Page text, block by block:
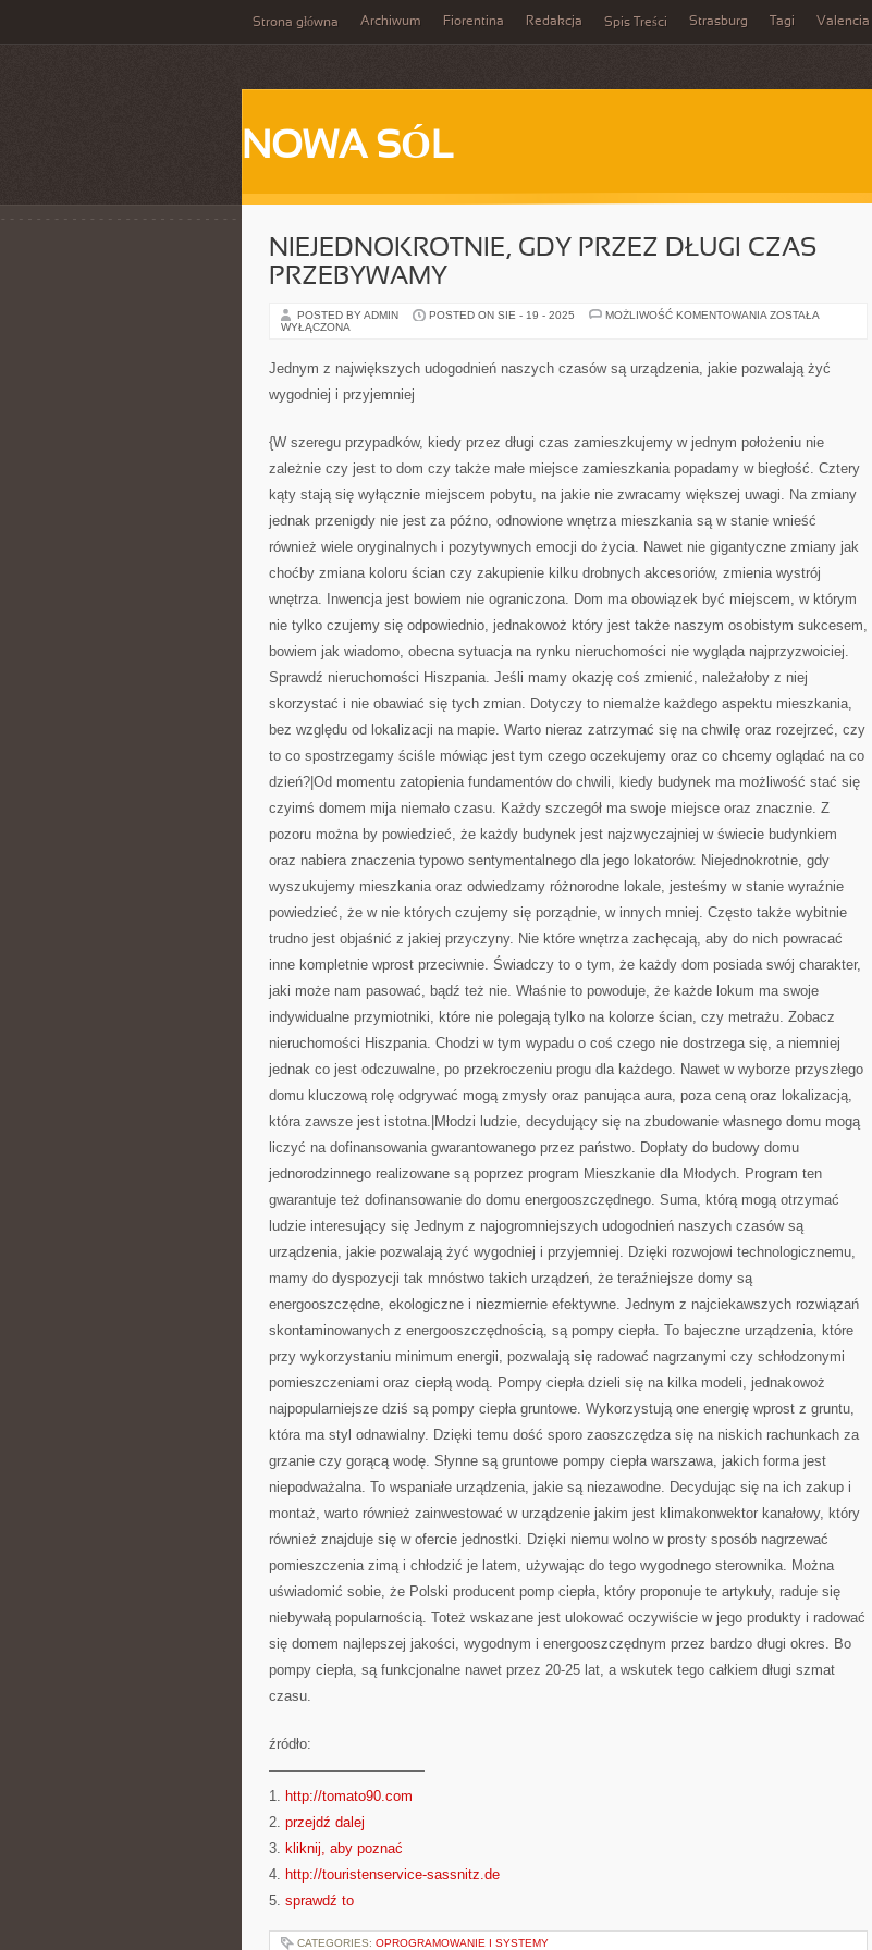
Strona główna Archiwum Fiorentina Redakcja Spis Treści Strasburg Tagi Valencia
NOWA SÓL
NIEJEDNOKROTNIE, GDY PRZEZ DŁUGI CZAS
PRZEBYWAMY
POSTED BY ADMIN POSTED ON SIE - 19 - 2025 MOŻLIWOŚĆ KOMENTOWANIA NIEJEDNOKROTNIE,
CZAS
PRZEBYWAMY
ZOSTAŁA
WYŁĄCZONA
Jednym z największych udogodnień naszych czasów są urządzenia, jakie pozwalają żyć
wygodniej i przyjemniej
{W szeregu przypadków, kiedy przez długi czas zamieszkujemy w jednym położeniu nie
zależnie czy jest to dom czy także małe miejsce zamieszkania popadamy w biegłość. Cztery
kąty stają się wyłącznie miejscem pobytu, na jakie nie zwracamy większej uwagi. Na zmiany
jednak przenigdy nie jest za późno, odnowione wnętrza mieszkania są w stanie wnieść
również wiele oryginalnych i pozytywnych emocji do życia. Nawet nie gigantyczne zmiany jak
choćby zmiana koloru ścian czy zakupienie kilku drobnych akcesoriów, zmienia wystrój
wnętrza. Inwencja jest bowiem nie ograniczona. Dom ma obowiązek być miejscem, w którym
nie tylko czujemy się odpowiednio, jednakowoż który jest także naszym osobistym sukcesem,
bowiem jak wiadomo, obecna sytuacja na rynku nieruchomości nie wygląda najprzyzwoiciej.
Sprawdź nieruchomości Hiszpania. Jeśli mamy okazję coś zmienić, należałoby z niej
skorzystać i nie obawiać się tych zmian. Dotyczy to niemalże każdego aspektu mieszkania,
bez względu od lokalizacji na mapie. Warto nieraz zatrzymać się na chwilę oraz rozejrzeć, czy
to co spostrzegamy ściśle mówiąc jest tym czego oczekujemy oraz co chcemy oglądać na co
dzień?|Od momentu zatopienia fundamentów do chwili, kiedy budynek ma możliwość stać się
czyimś domem mija niemało czasu. Każdy szczegół ma swoje miejsce oraz znacznie. Z
pozoru można by powiedzieć, że każdy budynek jest najzwyczajniej w świecie budynkiem
oraz nabiera znaczenia typowo sentymentalnego dla jego lokatorów. Niejednokrotnie, gdy
wyszukujemy mieszkania oraz odwiedzamy różnorodne lokale, jesteśmy w stanie wyraźnie
powiedzieć, że w nie których czujemy się porządnie, w innych mniej. Często także wybitnie
trudno jest objaśnić z jakiej przyczyny. Nie które wnętrza zachęcają, aby do nich powracać
inne kompletnie wprost przeciwnie. Świadczy to o tym, że każdy dom posiada swój charakter,
jaki może nam pasować, bądź też nie. Właśnie to powoduje, że każde lokum ma swoje
indywidualne przymiotniki, które nie polegają tylko na kolorze ścian, czy metrażu. Zobacz
nieruchomości Hiszpania. Chodzi w tym wypadu o coś czego nie dostrzega się, a niemniej
jednak co jest odczuwalne, po przekroczeniu progu dla każdego. Nawet w wyborze przyszłego
domu kluczową rolę odgrywać mogą zmysły oraz panująca aura, poza ceną oraz lokalizacją,
która zawsze jest istotna.|Młodzi ludzie, decydujący się na zbudowanie własnego domu mogą
liczyć na dofinansowania gwarantowanego przez państwo. Dopłaty do budowy domu
jednorodzinnego realizowane są poprzez program Mieszkanie dla Młodych. Program ten
gwarantuje też dofinansowanie do domu energooszczędnego. Suma, którą mogą otrzymać
ludzie interesujący się Jednym z najogromniejszych udogodnień naszych czasów są
urządzenia, jakie pozwalają żyć wygodniej i przyjemniej. Dzięki rozwojowi technologicznemu,
mamy do dyspozycji tak mnóstwo takich urządzeń, że teraźniejsze domy są
energooszczędne, ekologiczne i niezmiernie efektywne. Jednym z najciekawszych rozwiązań
skontaminowanych z energooszczędnością, są pompy ciepła. To bajeczne urządzenia, które
przy wykorzystaniu minimum energii, pozwalają się radować nagrzanymi czy schłodzonymi
pomieszczeniami oraz ciepłą wodą. Pompy ciepła dzieli się na kilka modeli, jednakowoż
najpopularniejsze dziś są pompy ciepła gruntowe. Wykorzystują one energię wprost z gruntu,
która ma styl odnawialny. Dzięki temu dość sporo zaoszczędza się na niskich rachunkach za
grzanie czy gorącą wodę. Słynne są gruntowe pompy ciepła warszawa, jakich forma jest
niepodważalna. To wspaniałe urządzenia, jakie są niezawodne. Decydując się na ich zakup i
montaż, warto również zainwestować w urządzenie jakim jest klimakonwektor kanałowy, który
również znajduje się w ofercie jednostki. Dzięki niemu wolno w prosty sposób nagrzewać
pomieszczenia zimą i chłodzić je latem, używając do tego wygodnego sterownika. Można
uświadomić sobie, że Polski producent pomp ciepła, który proponuje te artykuły, raduje się
niebywałą popularnością. Toteż wskazane jest ulokować oczywiście w jego produkty i radować
się domem najlepszej jakości, wygodnym i energooszczędnym przez bardzo długi okres. Bo
pompy ciepła, są funkcjonalne nawet przez 20-25 lat, a wskutek tego całkiem długi szmat
czasu.
źródło:
———————————
1. http://tomato90.com
2. przejdź dalej
3. kliknij, aby poznać
4. http://touristenservice-sassnitz.de
5. sprawdź to
CATEGORIES: OPROGRAMOWANIE I SYSTEMY